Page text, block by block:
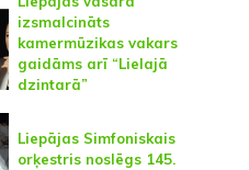
izsmalcināts
kamermūzikas vakars
gaidāms arī “Lielajā
dzintarā”
Liepājas Simfoniskais
orķestris noslēgs 145.